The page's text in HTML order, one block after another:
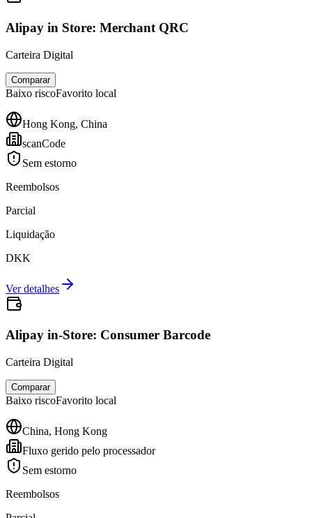
Alipay in Store: Merchant QRC
Carteira Digital
Comparar
Baixo riscoFavorito local
Hong Kong, China
scanCode
Sem estorno
Reembolsos
Parcial
Liquidação
DKK
Ver detalhes
Alipay in-Store: Consumer Barcode
Carteira Digital
Comparar
Baixo riscoFavorito local
China, Hong Kong
Fluxo gerido pelo processador
Sem estorno
Reembolsos